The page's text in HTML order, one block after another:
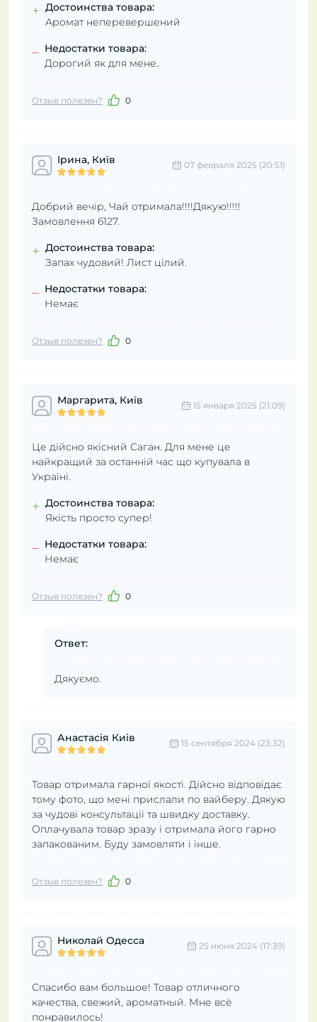
+ Достоинства товара:
Аромат неперевершений
– Недостатки товара:
Дорогий як для мене.
Отзыв полезен? 0
Ірина, Київ 07 февраля 2025 (20:51)
Добрий вечір, Чай отримала!!!!Дякую!!!!!
Замовлення 6127.
+ Достоинства товара:
Запах чудовий! Лист цілий.
– Недостатки товара:
Немає
Отзыв полезен? 0
Маргарита, Київ 15 января 2025 (21:09)
Це дійсно якісний Саган. Для мене це
найкращий за останній час що купувала в
Україні.
+ Достоинства товара:
Якість просто супер!
– Недостатки товара:
Немає
Отзыв полезен? 0
Ответ:
Дякуємо.
Анастасія Киів 15 сентября 2024 (23:32)
Товар отримала гарної якості. Дійсно відповідає
тому фото, що мені прислали по вайберу. Дякую
за чудові консультації та швидку доставку.
Оплачувала товар зразу і отримала його гарно
запакованим. Буду замовляти і інше.
Отзыв полезен? 0
Николай Одесса 25 июня 2024 (17:39)
Спасибо вам большое! Товар отличного
качества, свежий, ароматный. Мне всё
понравилось!